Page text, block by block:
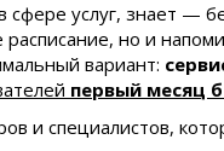
сфере услуг, знает —
но и
вариант:
первый месяц
и специалистов,